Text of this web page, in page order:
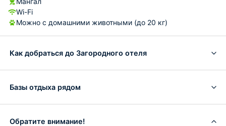
Wi-Fi
Можно с домашними животными (до 20 кг)
Как добраться до Загородного отеля
Базы отдыха рядом
Обратите внимание!